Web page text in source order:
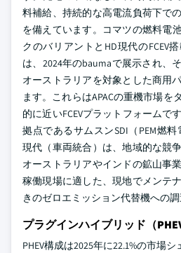
料補給、持続的な高電流負荷下で
を備えています。コマツの燃料電
クのバリアントとHD現代のFCEV
は、2024年のbaumaで展示され、
オーストラリアを対象とした商用
ます。これらはAPACの重機市場を
的に近いFCEVプラットフォームで
拠点であるサムスンSDI（PEM燃
現代（車両統合）は、地域的な競
オーストラリアやインドの鉱山事
稼働現場に適した、現地でメンテ
きのゼロエミッション代替機への調
プラグインハイブリッド（
PHEV構成は2025年に22.1%の市場シ